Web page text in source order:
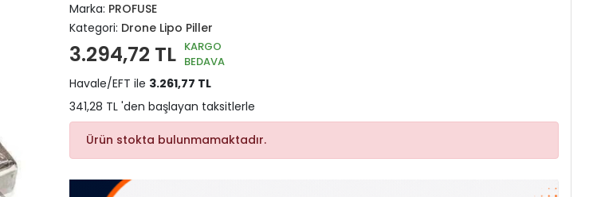
Marka: PROFUSE
Kategori: Drone Lipo Piller
3.294,72 TL KARGO
BEDAVA
Havale/EFT ile 3.261,77 TL
341,28 TL 'den başlayan taksitlerle
Ürün stokta bulunmamaktadır.